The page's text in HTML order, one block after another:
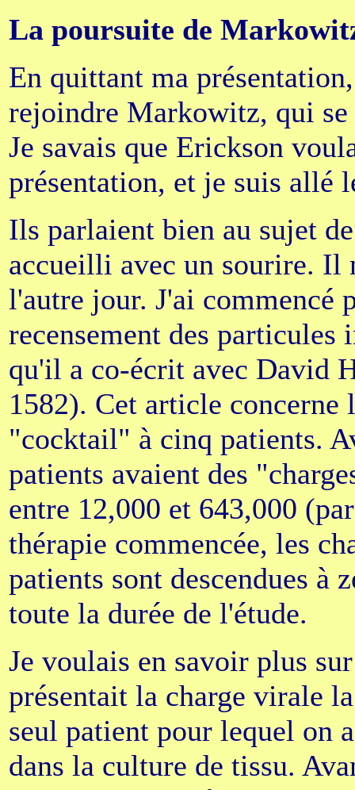
La poursuite de
En quittant ma
rejoindre Markowitz, qui
Je savais que Erickson
présentation, et je suis allé
Ils parlaient bien au sujet
accueilli avec un sourire. Il
l'autre jour. J'ai commencé
recensement des
qu'il a co-écrit avec David
1582). Cet article
"cocktail" à cinq patients.
patients avaient des
entre 12,000 et 643,000
thérapie commencée, les
patients sont descendues à
toute la durée de l'étude.
Je voulais en savoir plus
présentait la charge virale
seul patient pour lequel on
dans la culture de tissu.